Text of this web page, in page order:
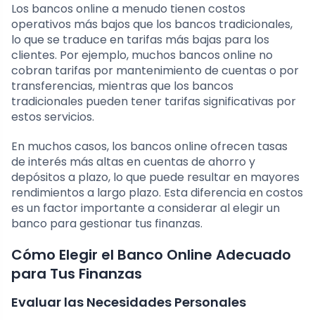
Los bancos online a menudo tienen costos
operativos más bajos que los bancos tradicionales,
lo que se traduce en tarifas más bajas para los
clientes. Por ejemplo, muchos bancos online no
cobran tarifas por mantenimiento de cuentas o por
transferencias, mientras que los bancos
tradicionales pueden tener tarifas significativas por
estos servicios.
En muchos casos, los bancos online ofrecen tasas
de interés más altas en cuentas de ahorro y
depósitos a plazo, lo que puede resultar en mayores
rendimientos a largo plazo. Esta diferencia en costos
es un factor importante a considerar al elegir un
banco para gestionar tus finanzas.
Cómo Elegir el Banco Online Adecuado
para Tus Finanzas
Evaluar las Necesidades Personales